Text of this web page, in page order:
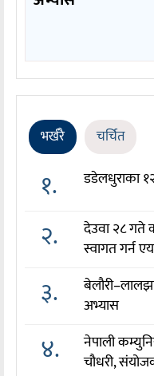
भर्खरै चर्चित
१. डडेलधुराका
२.
देउवा २८ गते
स्वागत गर्न
३.
अभ्यास
४.
नेपाली
चौधरी,